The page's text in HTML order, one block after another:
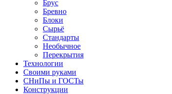
Брус
Бревно
Блоки
Сырьё
Стандарты
Необычное
Перекрытия
Технологии
Своими руками
СНиПы и ГОСТы
Конструкции